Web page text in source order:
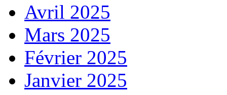
Avril 2025
Mars 2025
Février 2025
Janvier 2025